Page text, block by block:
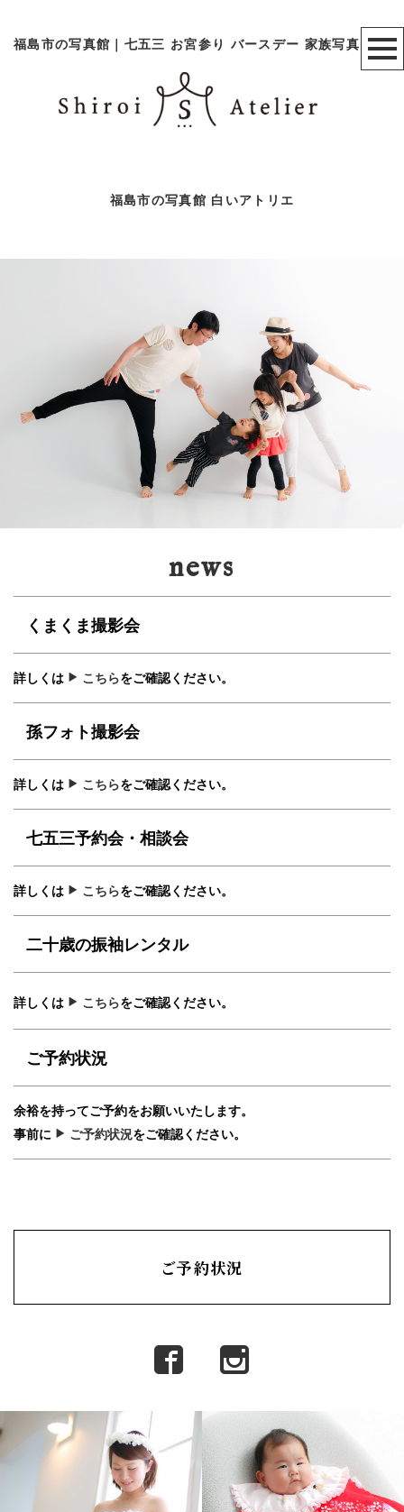
福島市の写真館｜七五三 お宮参り バースデー 家族写真
福島市の写真館 白いアトリエ
news
くまくま撮影会
詳しくは こちらをご確認ください。
孫フォト撮影会
詳しくは こちらをご確認ください。
七五三予約会・相談会
詳しくは こちらをご確認ください。
二十歳の振袖レンタル
詳しくは こちらをご確認ください。
ご予約状況
余裕を持ってご予約をお願いいたします。
事前に
ご予約状況をご確認ください。
ご予約状況